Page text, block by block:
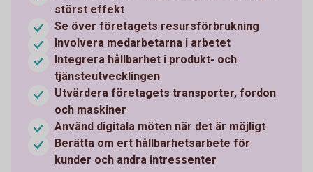
störst effekt
Se över företagets resursförbrukning
Involvera medarbetarna i arbetet
Integrera hållbarhet i produkt- och
tjänsteutvecklingen
Utvärdera företagets transporter, fordon
och maskiner
Använd digitala möten när det är möjligt
Berätta om ert hållbarhetsarbete för
kunder och andra intressenter